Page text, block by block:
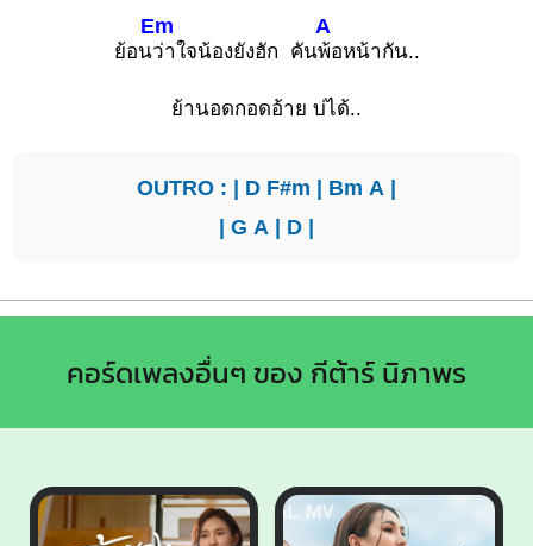
ย้อน
Em
ว่าใจน้องยังฮัก คัน
A
พ้อหน้ากัน..
ย้านอดกอดอ้าย บ่ได้..
OUTRO : | D F#m | Bm A |
| G A | D |
คอร์ดเพลงอื่นๆ ของ กีต้าร์ นิภาพร